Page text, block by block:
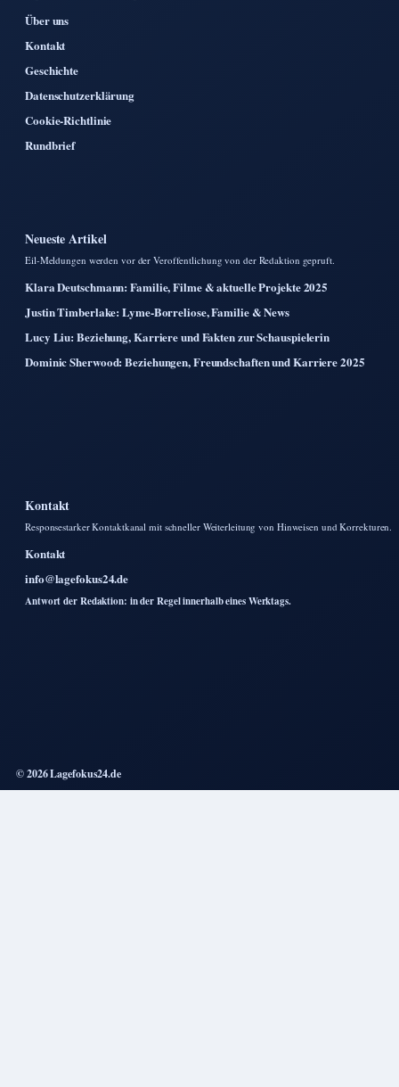
Über uns
Kontakt
Geschichte
Datenschutzerklärung
Cookie-Richtlinie
Rundbrief
Neueste Artikel
Eil-Meldungen werden vor der Veroffentlichung von der Redaktion gepruft.
Klara Deutschmann: Familie, Filme & aktuelle Projekte 2025
Justin Timberlake: Lyme-Borreliose, Familie & News
Lucy Liu: Beziehung, Karriere und Fakten zur Schauspielerin
Dominic Sherwood: Beziehungen, Freundschaften und Karriere 2025
Kontakt
Responsestarker Kontaktkanal mit schneller Weiterleitung von Hinweisen und Korrekturen.
Kontakt
info@lagefokus24.de
Antwort der Redaktion: in der Regel innerhalb eines Werktags.
© 2026 Lagefokus24.de